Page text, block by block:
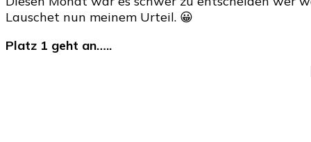
Lauschet nun meinem Urteil. 😀
Platz 1 geht an…..